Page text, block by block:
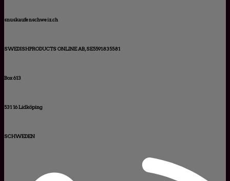
snuskaufenschweiz.ch
SWEDISHPRODUCTS ONLINE AB, SE5591835581
Box 613
531 16 Lidköping
SCHWEDEN